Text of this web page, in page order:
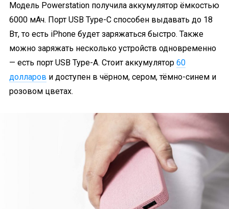
Модель Powerstation получила аккумулятор ёмкостью
6000 мАч. Порт USB Type-C способен выдавать до 18
Вт, то есть iPhone будет заряжаться быстро. Также
можно заряжать несколько устройств одновременно
— есть порт USB Type-A. Стоит аккумулятор 60
долларов и доступен в чёрном, сером, тёмно-синем и
розовом цветах.